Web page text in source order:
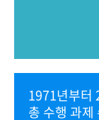
1971년부터
총 수행 과제